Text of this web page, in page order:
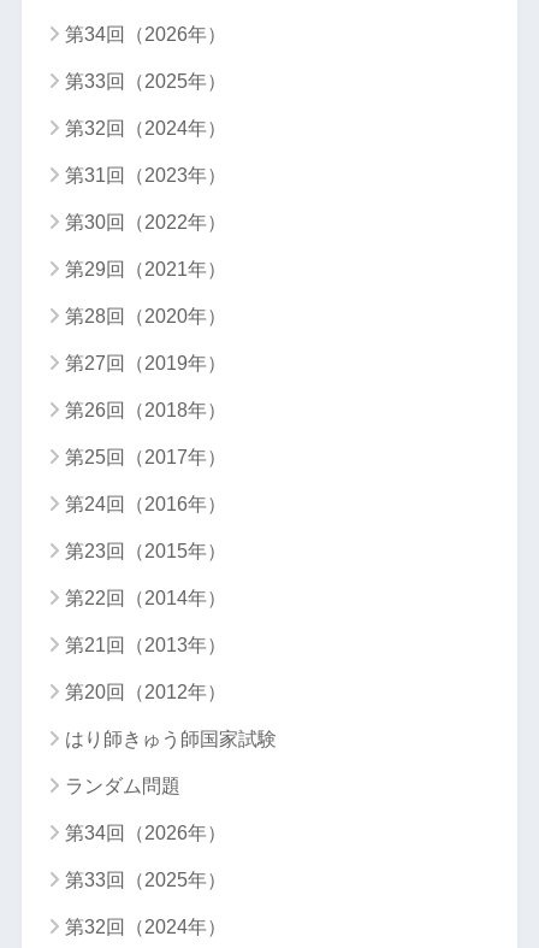
第34回（2026年）
第33回（2025年）
第32回（2024年）
第31回（2023年）
第30回（2022年）
第29回（2021年）
第28回（2020年）
第27回（2019年）
第26回（2018年）
第25回（2017年）
第24回（2016年）
第23回（2015年）
第22回（2014年）
第21回（2013年）
第20回（2012年）
はり師きゅう師国家試験
ランダム問題
第34回（2026年）
第33回（2025年）
第32回（2024年）